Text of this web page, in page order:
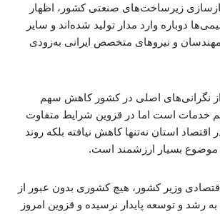
زیرساخت‌های صنعتی کشور، اظهار
دوباره وارد مدار تولید شده‌اند و سایر
و نیروهای متخصص ایرانی به‌زودی
نگرانی‌های اصلی در کشور کاهش سهم
خدمات است اما در قزوین شرایط متفاوت
استان نه‌تنها کاهش نیافته بلکه روند
موضوع بسیار ارزشمند است.
وزیر کشور، هیچ کشوری بدون عبور از
رشد و توسعه پایدار نرسیده و قزوین امروز